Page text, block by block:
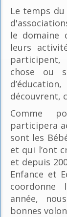
Le temps
le domaine
leurs
chose ou
découvrent,
Comme
participera
sont les
et qui l’ont
et depuis
Enfance et
coordonne
année,
bonnes